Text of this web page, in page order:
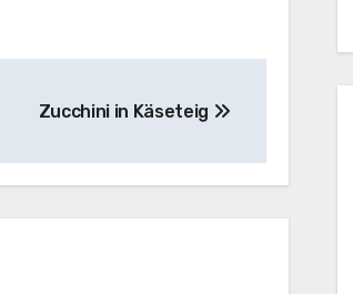
Zucchini in Käseteig